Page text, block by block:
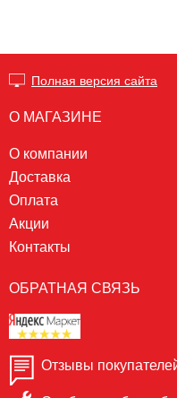
Полная версия сайта
О МАГАЗИНЕ
О компании
Доставка
Оплата
Акции
Контакты
ОБРАТНАЯ СВЯЗЬ
Отзывы